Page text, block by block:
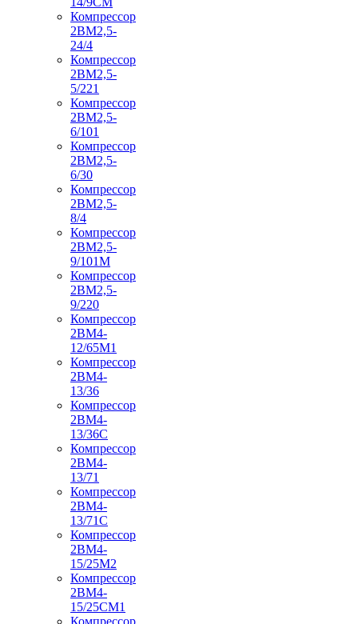
Компрессор
2ВМ2,5-
24/4
Компрессор
2ВМ2,5-
5/221
Компрессор
2ВМ2,5-
6/101
Компрессор
2ВМ2,5-
6/30
Компрессор
2ВМ2,5-
8/4
Компрессор
2ВМ2,5-
9/101М
Компрессор
2ВМ2,5-
9/220
Компрессор
2ВМ4-
12/65М1
Компрессор
2ВМ4-
13/36
Компрессор
2ВМ4-
13/36С
Компрессор
2ВМ4-
13/71
Компрессор
2ВМ4-
13/71С
Компрессор
2ВМ4-
15/25М2
Компрессор
2ВМ4-
15/25СМ1
Компрессор